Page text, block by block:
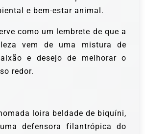
e bem-estar animal.
como um lembrete de que a
vem de uma mistura de
e desejo de melhorar o
redor.
loira beldade de biquíni,
defensora filantrópica do